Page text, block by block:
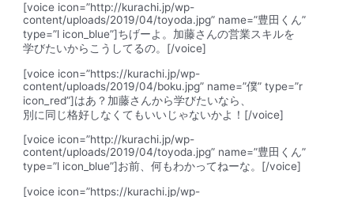
[voice icon=”http://kurachi.jp/wp-
content/uploads/2019/04/toyoda.jpg” name=”豊田くん”
type=”l icon_blue”]ちげーよ。加藤さんの営業スキルを
学びたいからこうしてるの。[/voice]
[voice icon=”https://kurachi.jp/wp-
content/uploads/2019/04/boku.jpg” name=”僕” type=”r
icon_red”]はあ？加藤さんから学びたいなら、
別に同じ格好しなくてもいいじゃないかよ！[/voice]
[voice icon=”http://kurachi.jp/wp-
content/uploads/2019/04/toyoda.jpg” name=”豊田くん”
type=”l icon_blue”]お前、何もわかってねーな。[/voice]
[voice icon=”https://kurachi.jp/wp-